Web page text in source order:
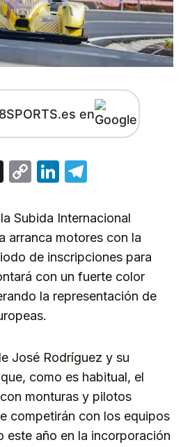
en
X
CopyLinkedIn
Subida Internacional
arranca motores con la
de inscripciones para
con un fuerte color
la representación de
José Rodríguez y su
como es habitual, el
monturas y pilotos
competirán con los equipos
este año en la incorporación